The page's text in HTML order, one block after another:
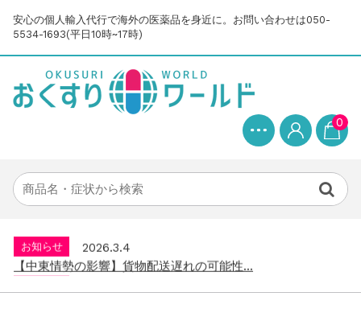
安心の個人輸入代行で海外の医薬品を身近に。お問い合わせは050-
5534-1693(平日10時~17時)
0
2026.4.9
2026年GW営業について...
お知らせ
2026.3.4
お知らせ
2026.1.6
送料改定について...